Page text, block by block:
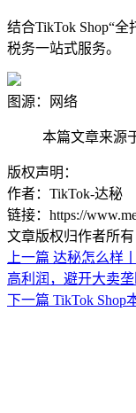
结合TikTok Shop“全
税务一站式服务。
图源：网络
本篇文章来源
版权声明：
作者：TikTok-达秘
链接：https://
文章版权归作者所有
上一篇 达秘怎么样
高利润，避开大卖垄
下一篇 TikTok Shop